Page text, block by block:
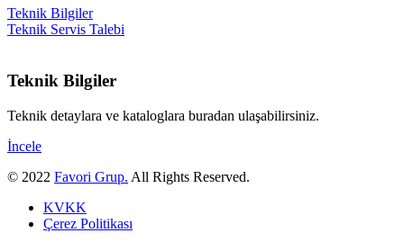
Teknik Bilgiler
Teknik Servis Talebi
Teknik Bilgiler
Teknik detaylara ve kataloglara buradan ulaşabilirsiniz.
İncele
© 2022 Favori Grup. All Rights Reserved.
KVKK
Çerez Politikası